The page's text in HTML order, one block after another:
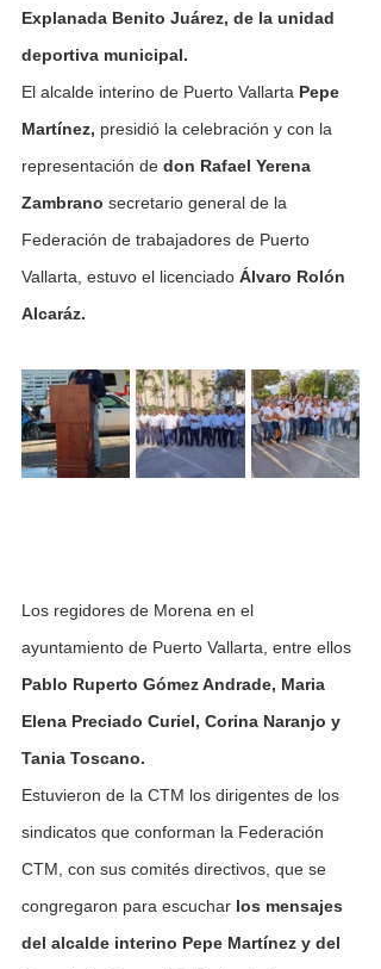
Explanada Benito Juárez, de la unidad
deportiva municipal.
El alcalde interino de Puerto Vallarta Pepe
Martínez, presidió la celebración y con la
representación de don Rafael Yerena
Zambrano secretario general de la
Federación de trabajadores de Puerto
Vallarta, estuvo el licenciado Álvaro Rolón
Alcaráz.
Los regidores de Morena en el
ayuntamiento de Puerto Vallarta, entre ellos
Pablo Ruperto Gómez Andrade, Maria
Elena Preciado Curiel, Corina Naranjo y
Tania Toscano.
Estuvieron de la CTM los dirigentes de los
sindicatos que conforman la Federación
CTM, con sus comités directivos, que se
congregaron para escuchar los mensajes
del alcalde interino Pepe Martínez y del